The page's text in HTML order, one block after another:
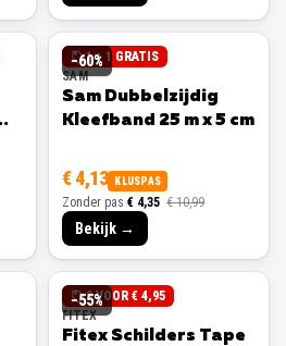
−60%
1 + 1 GRATIS
SAM
Sam Dubbelzijdig
Kleefband 25 m x 5 cm
€ 4,13 KLUSPAS
Zonder pas € 4,35 € 10,99
Bekijk →
−55%
3 VOOR € 4,95
FITEX
Fitex Schilders Tape